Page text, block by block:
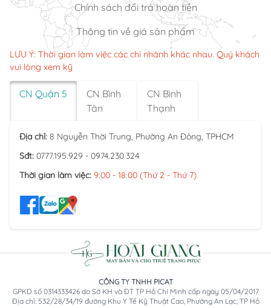
Chính sách đổi trả hoàn tiền
Thông tin về giá sản phẩm
LƯU Ý: Thời gian làm việc các chi nhánh khác nhau. Quý khách
vui lòng xem kỹ
CN Quận 5
CN Bình
Tân
CN Bình
Thạnh
Địa chỉ: 8 Nguyễn Thời Trung, Phường An Đông, TPHCM
Sđt: 0777.195.929 - 0974.230.324
Thời gian làm việc: 9:00 - 18:00 (Thứ 2 - Thứ 7)
CÔNG TY TNHH PICAT
GPKD số 0314333426 do Sở KH và ĐT TP Hồ Chí Minh cấp ngày 05/04/2017
Địa chỉ: 532/28/34/19 đường Khu Y Tế Kỹ Thuật Cao, Phường An Lạc, TP Hồ